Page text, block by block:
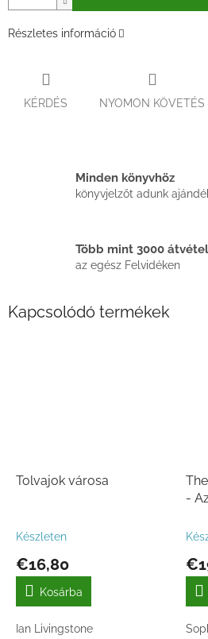
Részletes információ
KÉRDÉS NYOMON KÖVETÉS
Minden könyvhöz
könyvjelzőt adunk
Több mint 3000
az egész Felvidéken
Kapcsolódó termékek
Tolvajok városa
Készleten
€16,80
Kosárba
Ian Livingstone
-